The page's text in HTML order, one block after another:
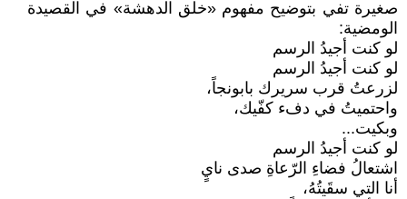
صغيرة تفي بتوضيح مفهوم «خلق الدهشة» في القصيدة
الومضية:
لو كنت أجيدُ الرسم
لو كنت أجيدُ الرسم
لزرعتُ قرب سريرك بابونجاً،
واحتميتُ في دفء كفّيك،
وبكيت...
لو كنت أجيدُ الرسم
اشتعالُ فضاءِ الرّعاةِ صدى نايٍ
أنا التي سقَيتُهُ،